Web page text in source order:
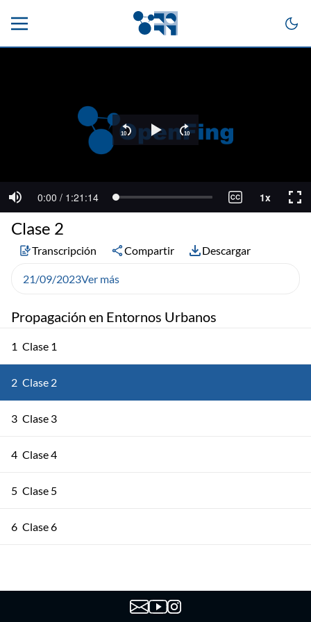
Propagación en Entornos Urbanos
1 Clase 1
2 Clase 2
3 Clase 3
4 Clase 4
5 Clase 5
6 Clase 6
Clase 2
Transcripción Compartir Descargar
21/09/2023Ver más